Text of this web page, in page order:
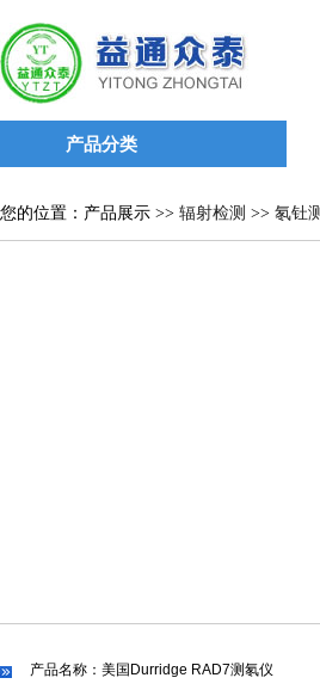
产品分类
您的位置：产品展示 >> 辐射检测 >> 氡钍
产品名称：美国Durridge RAD7测氡仪